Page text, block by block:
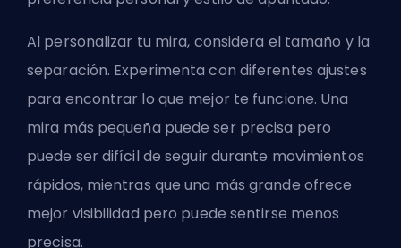
Al personalizar tu mira, considera el tamaño y la
separación. Experimenta con diferentes ajustes
para encontrar lo que mejor te funcione. Una
mira más pequeña puede ser precisa pero
puede ser difícil de seguir durante movimientos
rápidos, mientras que una más grande ofrece
mejor visibilidad pero puede sentirse menos
precisa.